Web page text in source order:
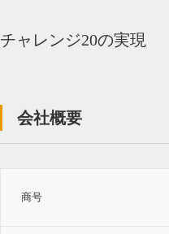
チャレンジ20の実現
会社概要
商号